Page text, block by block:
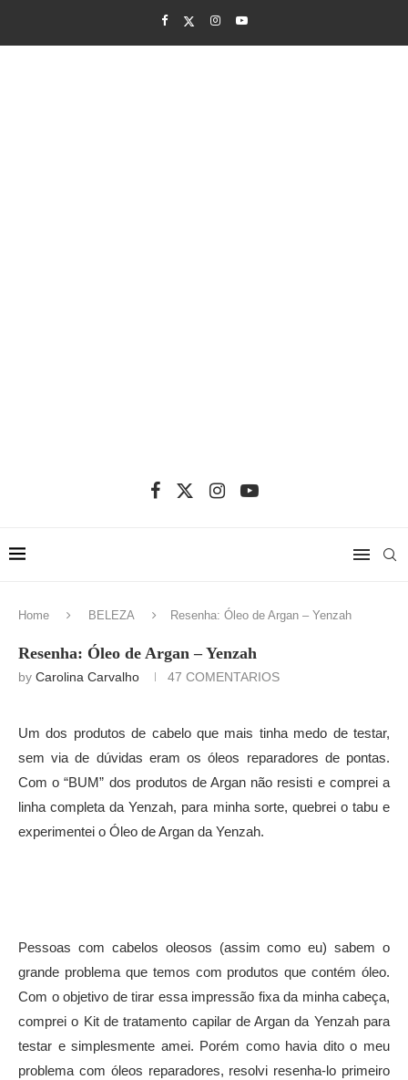
Home BELEZA Resenha: Óleo de Argan – Yenzah
Resenha: Óleo de Argan – Yenzah
by Carolina Carvalho 47 COMENTARIOS
Um dos produtos de cabelo que mais tinha medo de testar,
sem via de dúvidas eram os óleos reparadores de pontas.
Com o “BUM” dos produtos de Argan não resisti e comprei a
linha completa da Yenzah, para minha sorte, quebrei o tabu e
experimentei o Óleo de Argan da Yenzah.
Pessoas com cabelos oleosos (assim como eu) sabem o
grande problema que temos com produtos que contém óleo.
Com o objetivo de tirar essa impressão fixa da minha cabeça,
comprei o Kit de tratamento capilar de Argan da Yenzah para
testar e simplesmente amei. Porém como havia dito o meu
problema com óleos reparadores, resolvi resenha-lo primeiro